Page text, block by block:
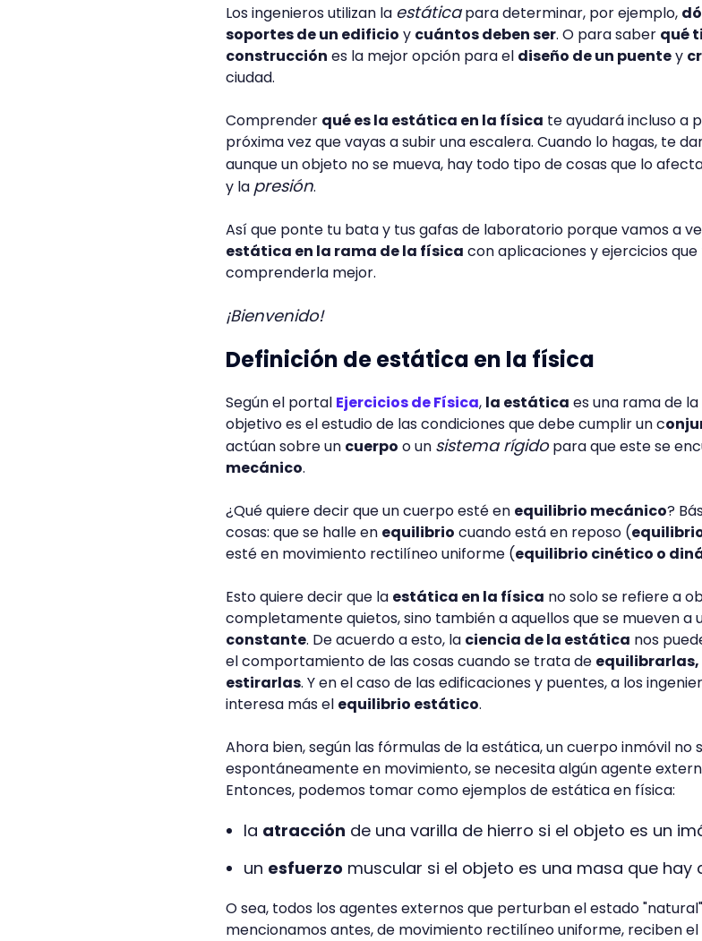
Los ingenieros utilizan la estáticapara determinar, por ejemplo,
soportes de un edificio y cuántos deben ser. O para saber qué
construcción es la mejor opción para el diseño de un puentey
ciudad.
Comprender qué es la estática en la física te ayudará incluso a
próxima vez que vayas a subir una escalera. Cuando lo hagas, te
aunque un objeto no se mueva, hay todo tipo de cosas que lo
y la presión.
Así que ponte tu bata y tus gafas de laboratorio porque vamos a
estática en la rama de la física con aplicaciones y ejercicios
comprenderla mejor.
¡Bienvenido!
Definición de estática en la física
Según el portal Ejercicios de Física, la estática es una rama de la
objetivo es el estudio de las condiciones que debe cumplir un c
actúan sobre un cuerpo o un sistema rígidopara que este se
mecánico.
¿Qué quiere decir que un cuerpo esté en equilibrio mecánico?
cosas: que se halle en equilibrio cuando está en reposo (
esté en movimiento rectilíneo uniforme (equilibrio cinético o
Esto quiere decir que la estática en la física no solo se refiere a
completamente quietos, sino también a aquellos que se mueven a
constante. De acuerdo a esto, la ciencia de la estática nos
el comportamiento de las cosas cuando se trata de
estirarlas. Y en el caso de las edificaciones y puentes, a los
interesa más el equilibrio estático.
Ahora bien, según las fórmulas de la estática, un cuerpo inmóvil no
espontáneamente en movimiento, se necesita algún agente
Entonces, podemos tomar como ejemplos de estática en física:
la atracción de una varilla de hierro si el objeto es un
un esfuerzo muscular si el objeto es una masa que hay
O sea, todos los agentes externos que perturban el estado
mencionamos antes, de movimiento rectilíneo uniforme, reciben